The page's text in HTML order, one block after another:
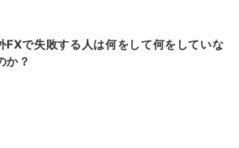
FXで失敗する人は何をして何をしていな
か？